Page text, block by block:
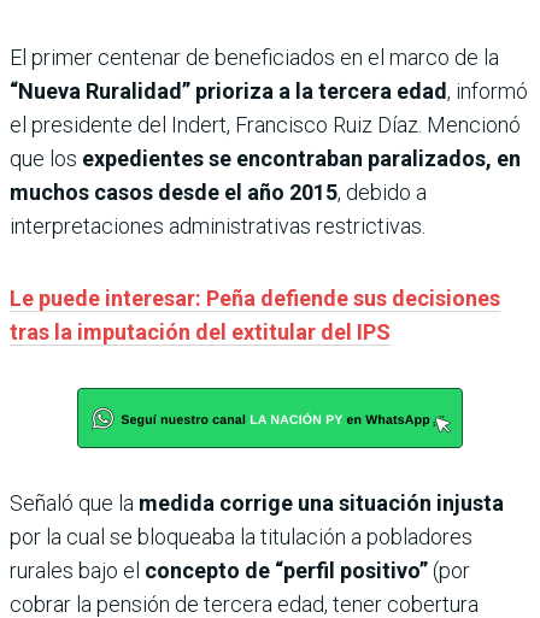
El primer centenar de beneficiados en el marco de la
“Nueva Ruralidad” prioriza a la tercera edad, informó
el presidente del Indert, Francisco Ruiz Díaz. Mencionó
que los expedientes se encontraban paralizados, en
muchos casos desde el año 2015, debido a
interpretaciones administrativas restrictivas.
Le puede interesar: Peña defiende sus decisiones
tras la imputación del extitular del IPS
Señaló que la medida corrige una situación injusta
por la cual se bloqueaba la titulación a pobladores
rurales bajo el concepto de “perfil positivo”(por
cobrar la pensión de tercera edad, tener cobertura